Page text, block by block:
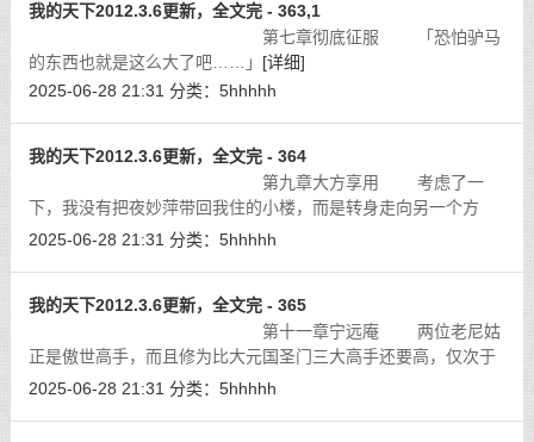
我的天下2012.3.6更新，全文完 - 363,1
第七章彻底征服 「恐怕驴马
的东西也就是这么大了吧……」 [详细]
2025-06-28 21:31 分类： 5hhhhh
我的天下2012.3.6更新，全文完 - 364
第九章大方享用 考虑了一
下，我没有把夜妙萍带回我住的小楼，而是转身走向另一个方
向。[详细]
2025-06-28 21:31 分类： 5hhhhh
我的天下2012.3.6更新，全文完 - 365
第十一章宁远庵 两位老尼姑
正是傲世高手，而且修为比大元国圣门三大高手还要高，仅次于
名闻天下的「圣门三神」，她们两人的合击之术，连舞星神尼都
2025-06-28 21:31 分类： 5hhhhh